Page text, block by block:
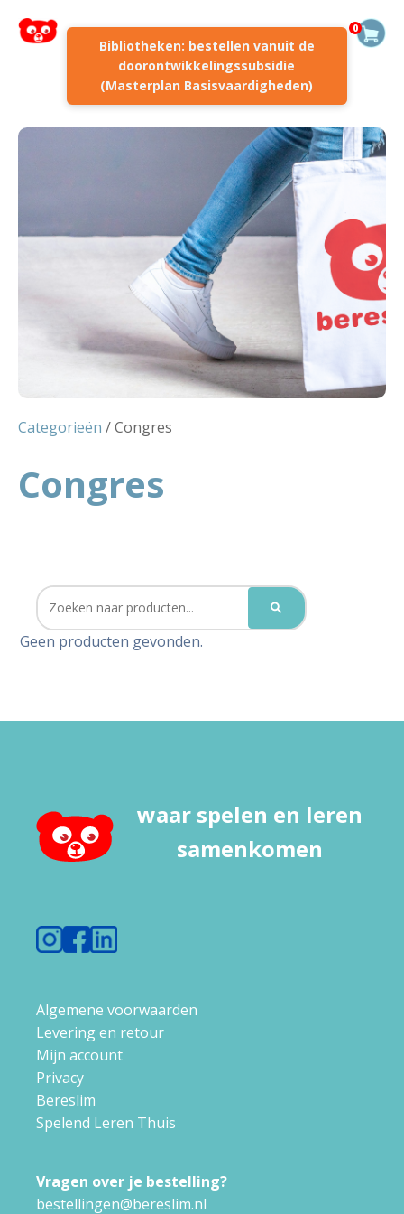
Bibliotheken: bestellen vanuit de
doorontwikkelingssubsidie
(Masterplan Basisvaardigheden)
0
Categorieën / Congres
Congres
Geen producten gevonden.
waar spelen en leren
samenkomen
Algemene voorwaarden
Levering en retour
Mijn account
Privacy
Bereslim
Spelend Leren Thuis
Vragen over je bestelling?
bestellingen@bereslim.nl